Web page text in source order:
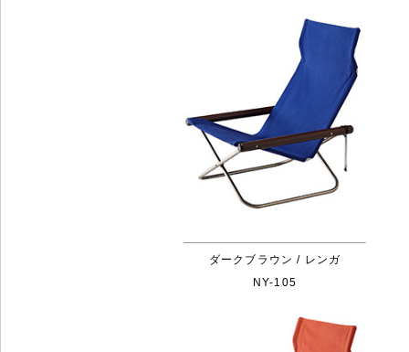
ダークブラウン / レンガ
NY-105